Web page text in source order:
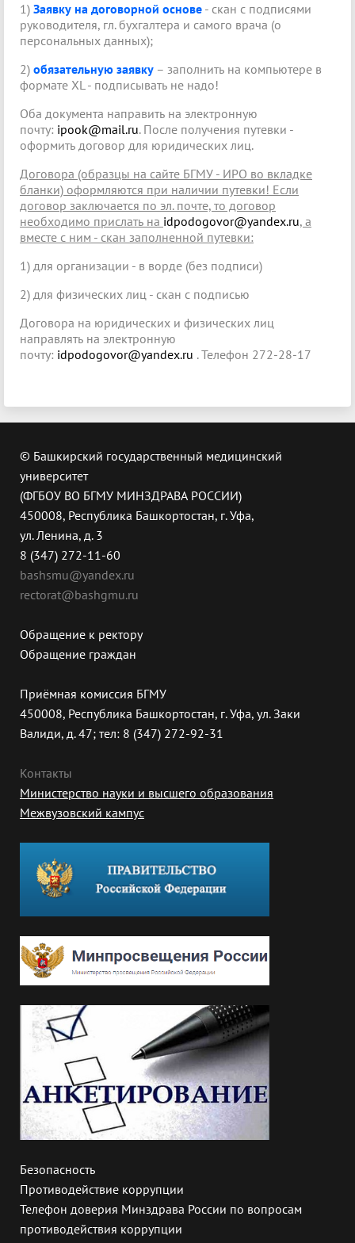
1) Заявку на договорной основе - скан с подписями
руководителя, гл. бухгалтера и самого врача (о
персональных данных);
2) обязательную заявку – заполнить на компьютере в
формате XL - подписывать не надо!
Оба документа направить на электронную
почту: ipook@mail.ru. После получения путевки -
оформить договор для юридических лиц.
Договора (образцы на сайте БГМУ - ИРО во вкладке
бланки) оформляются при наличии путевки! Если
договор заключается по эл. почте, то договор
необходимо прислать на idpodogovor@yandex.ru, а
вместе с ним - скан заполненной путевки:
1) для организации - в ворде (без подписи)
2) для физических лиц - скан с подписью
Договора на юридических и физических лиц
направлять на электронную
почту: idpodogovor@yandex.ru . Телефон 272-28-17
© Башкирский государственный медицинский
университет
(ФГБОУ ВО БГМУ МИНЗДРАВА РОССИИ)
450008, Республика Башкортостан, г. Уфа,
ул. Ленина, д. 3
8 (347) 272-11-60
bashsmu@yandex.ru
rectorat@bashgmu.ru
Обращение к ректору
Обращение граждан
Приёмная комиссия БГМУ
450008, Республика Башкортостан, г. Уфа, ул. Заки
Валиди, д. 47; тел: 8 (347) 272-92-31
Контакты
Министерство науки и высшего образования
Межвузовский кампус
Безопасность
Противодействие коррупции
Телефон доверия Минздрава России по вопросам
противодействия коррупции